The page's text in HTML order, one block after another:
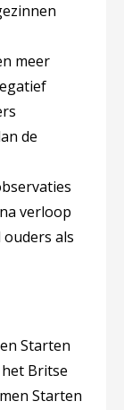
meer
de
verloop
als
Starten
Britse
Starten